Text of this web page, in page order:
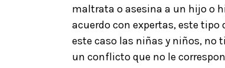
maltrata o asesina a un hijo o
acuerdo con expertas, este tipo
este caso las niñas y niños, no
un conflicto que no le